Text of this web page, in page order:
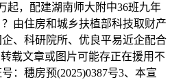
起，配建湖南师大附中36班九年
由住房和城乡扶植部科技取财产
、科研院所、优良平易近企配合
载文章或图片可能存正在援用不
：穗房预(2025)0387号3、本宣